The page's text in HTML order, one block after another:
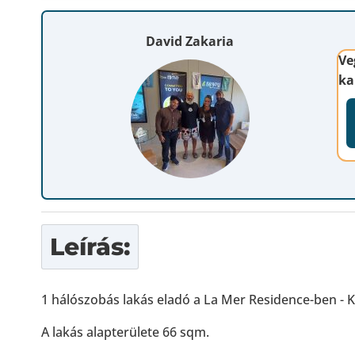
David Zakaria
Leírás:
1 hálószobás lakás eladó a La Mer Residence-ben -
A lakás alapterülete 66 sqm.